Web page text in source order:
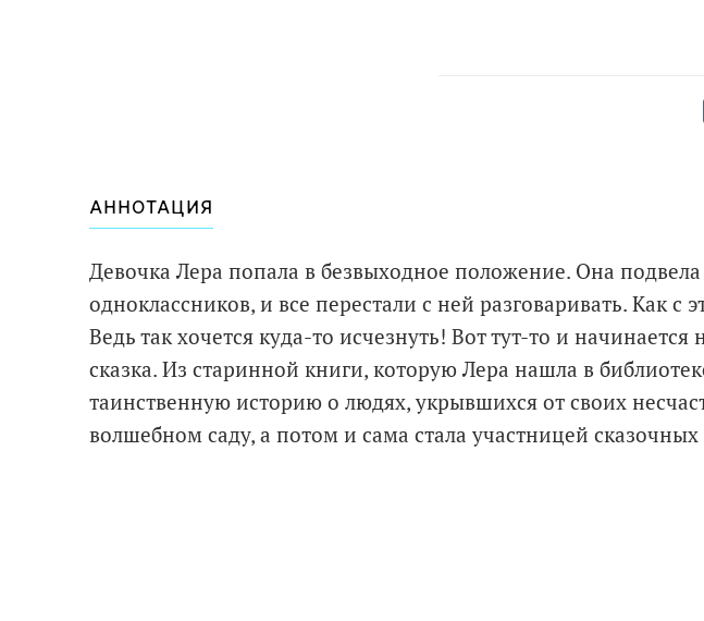
АННОТАЦИЯ
Девочка Лера попала в безвыходное положение. Она подвела
одноклассников, и все перестали с ней разговаривать. Как с
Ведь так хочется куда-то исчезнуть! Вот тут-то и начинается
сказка. Из старинной книги, которую Лера нашла в
таинственную историю о людях, укрывшихся от своих
волшебном саду, а потом и сама стала участницей